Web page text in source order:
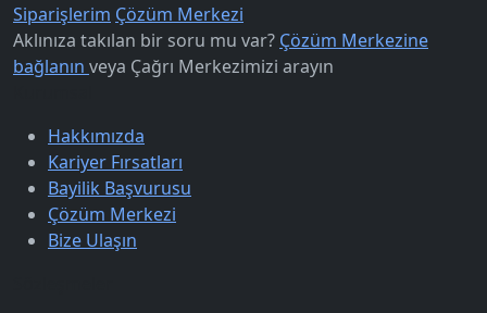
Siparişlerim Çözüm Merkezi
Aklınıza takılan bir soru mu var? Çözüm Merkezine
bağlanın veya Çağrı Merkezimizi arayın
Hakkımızda
Kariyer Fırsatları
Bayilik Başvurusu
Çözüm Merkezi
Bize Ulaşın